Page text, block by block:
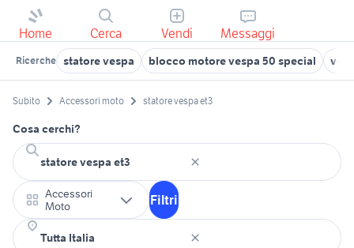
Home Cerca Vendi Messaggi
Ricerche statore vespa blocco motore vespa 50 special
Subito Accessori moto statore vespa et3
Cosa cerchi?
Accessori
Moto
Filtri